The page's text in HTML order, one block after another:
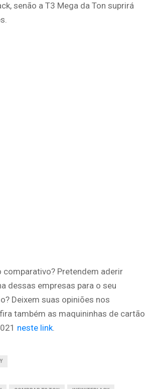
senão a T3 Mega da Ton suprirá
comparativo? Pretendem aderir
dessas empresas para o seu
Deixem suas opiniões nos
também as maquininhas de cartão
neste link.